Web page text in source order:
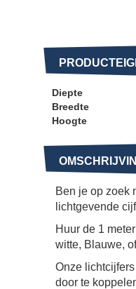
Diepte
Breedte
Hoogte
Ben je op zoek
lichtgevende
Huur de 1
witte, Blauwe,
Onze
door te